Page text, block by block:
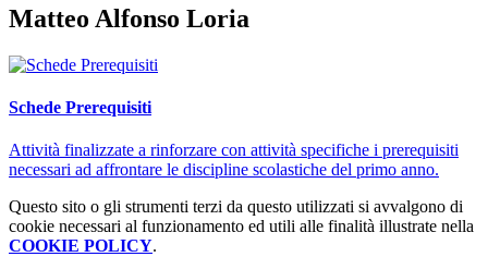
Matteo Alfonso Loria
Schede Prerequisiti
Attività finalizzate a rinforzare con attività specifiche i prerequisiti
necessari ad affrontare le discipline scolastiche del primo anno.
Questo sito o gli strumenti terzi da questo utilizzati si avvalgono di
cookie necessari al funzionamento ed utili alle finalità illustrate nella
COOKIE POLICY.